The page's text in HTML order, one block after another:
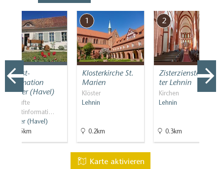
Tourist-
Information
Werder (Havel)
Geprüfte
Touristinformati…
Werder (Havel)
21.5km
1
Klosterkirche St.
Marien
Klöster
Lehnin
0.2km
2
Zisterziensterklos
ter Lehnin
Kirchen
Lehnin
0.3km
Karte aktivieren